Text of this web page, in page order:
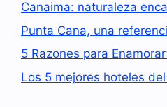
Canaima: naturaleza
Punta Cana, una
5 Razones para
Los 5 mejores hoteles